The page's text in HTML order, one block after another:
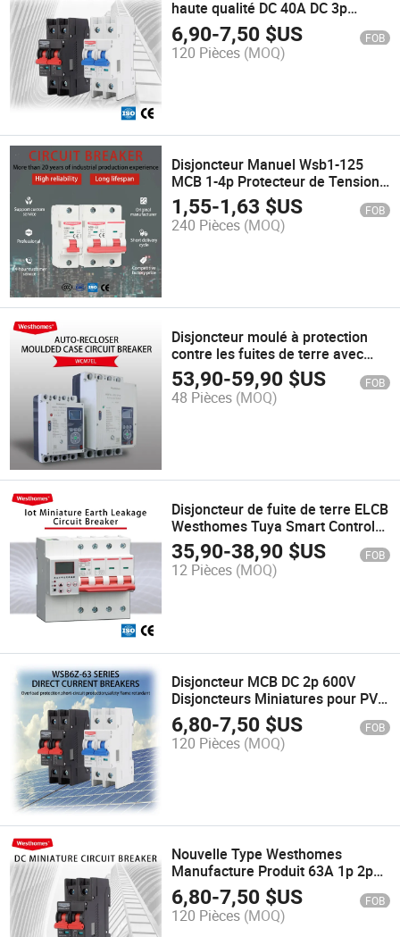
haute qualité DC 40A DC 3p
1500V Disjoncteur miniature
6,90-7,50 $US FOB
120 Pièces (MOQ)
Disjoncteur Manuel Wsb1-125
MCB 1-4p Protecteur de Tension
Disjoncteur Électrique
1,55-1,63 $US FOB
240 Pièces (MOQ)
Disjoncteur moulé à protection
contre les fuites de terre avec
réarmement automatique
Westhomes
53,90-59,90 $US FOB
48 Pièces (MOQ)
Disjoncteur de fuite de terre ELCB
Westhomes Tuya Smart Control
avec affichage numérique
35,90-38,90 $US FOB
12 Pièces (MOQ)
Disjoncteur MCB DC 2p 600V
Disjoncteurs Miniatures pour PV
Solaire
6,80-7,50 $US FOB
120 Pièces (MOQ)
Nouvelle Type Westhomes
Manufacture Produit 63A 1p 2p
3p 4p Disjoncteur DC MCB
6,80-7,50 $US FOB
120 Pièces (MOQ)